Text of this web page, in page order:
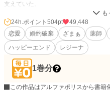
支えていた。
妹を溺愛してばかりの両親と、我慢
彼女にも春かやって来る。
薬師としての腕を認められ、レオル伯
アーロンのため、幸せな将来のため彼
レイフェルだったが、「仕事ばかり
ていた。
さらにアーロンからも一方的に婚約
になった。
24h.ポイント 504pt
49,448
恋愛
婚約破棄 ざまぁ 薬師
ハッピーエンド
レジーナ
1巻分
この作品はアルファポリスから書籍